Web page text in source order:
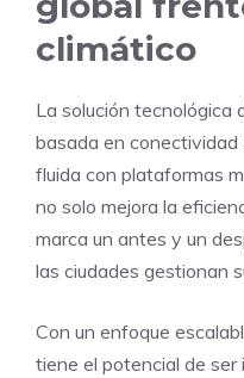
climático
La solución tecnológica
basada en
fluida con plataformas
no solo mejora la
marca un antes y un
las ciudades gestionan
Con un enfoque
tiene el potencial de